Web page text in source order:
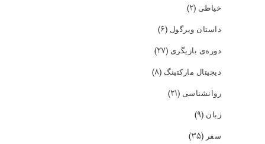
خیاطی (۲)
داستان ویرگول (۶)
دوره‌ی بازیگری (۲۷)
دیجیتال مارکتینگ (۸)
روانشناسی (۲۱)
زبان (۹)
سفر (۳۵)